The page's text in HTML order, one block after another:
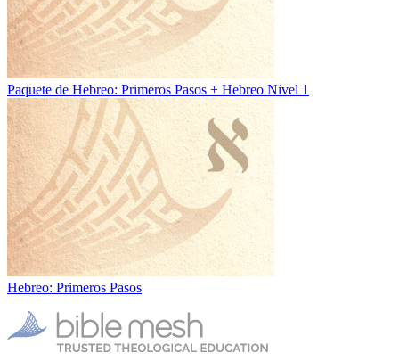
Paquete de Hebreo: Primeros Pasos + Hebreo Nivel 1
Hebreo: Primeros Pasos